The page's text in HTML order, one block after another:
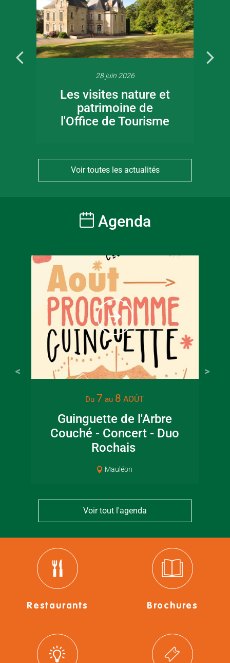
28 juin 2026
Les visites nature et
patrimoine de
l'Office de Tourisme
Voir toutes les actualités
Agenda
Du 7 au 8 AOÛT
Guinguette de l'Arbre
Couché - Concert - Duo
Rochais
Mauléon
Voir tout l'agenda
Restaurants Brochures